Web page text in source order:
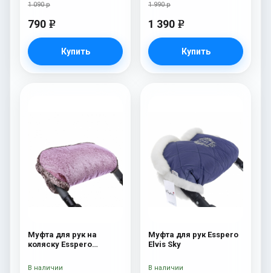
1 090 р
790 e
Купить
1 990 р
1 390 e
Купить
Муфта для рук на
коляску Esspero
В наличии
Муфта для рук Esspero
Elvis Sky
В наличии